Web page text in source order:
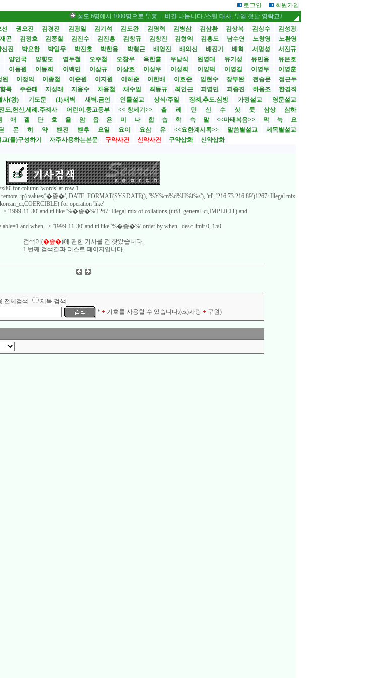
로그인 회원가입
성도 6명에서 1000명으로 부흥… 비결 나눕니다 /스틸 대사, 부임 첫날 영락교회 방문
선 권오진 김경진 김광일 김기석 김도완 김명혁 김병삼 김삼환 김상복 김상수
김성광
곤 김정호 김종철 김진수 김진흥 김창규 김창진 김형익 김홍도 남수연 노창영
노환영
신진 박요한 박일우 박진호 박한응 박형근 배영진 배의신 배진기 배혁 서명성
서진규
양인국 양향모 염두철 오주철 오창우 옥한흠 우남식 원영대 유기성 유민용
유은호
이동원 이동희 이백민 이삼규 이상호 이성우 이성희 이양덕 이영길 이영무
이영훈
원 이정익 이종철 이준원 이지원 이하준 이한배 이호준 임현수 장부완 전승문
정근두
록 주준태 지성래 지용수 차용철 채수일 최동규 최인근 피영민 피종진 하용조
한경직
사(왕) 기도문 (1)새벽 새벽.금언 인물설교 상식/주일 장례,추도.심방 가정설교
영문설교
도,헌신,세례.주례사 어린이.중고등부 << 창세기>> 출 레 민 신 수 삿 룻 삼상
삼하
애 겔 단 호 욜 암 옵 욘 미 나 합 습 학 슥 말 <<마태복음>> 막 눅
요
몬 히 약 벧전 벧후 요일 요이 요삼 유 <<요한계시록>> 말씀별설교
제목별설교
교(틀)구성하기 자주사용하는본문 구약사건 신약사건 구약삽화
신약삽화
for column 'words' at row 1
remote_ip) values('�좊�', DATE_FORMAT(SYSDATE(), '%Y%m%d%H%i%s'), 'ttl', '216.73.216.89')1267: Illegal mix
for operation 'like'
> '1999-11-30' and ttl like '%�좊�%'1267: Illegal mix of collations (utf8_general_ci,IMPLICIT) and
able=1 and when_ > '1999-11-30' and ttl like '%�좊�%' order by when_ desc limit 0, 150
검색어(�좊�)에 관한 기사를 건 찾았습니다.
1 번째 검색결과 리스트 페이지입니다.
전체검색
제목 검색
* +기호를 사용할 수 있습니다.(ex)사랑 +구원)